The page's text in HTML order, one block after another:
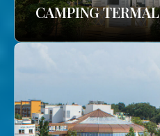
CAMPING TERMAL